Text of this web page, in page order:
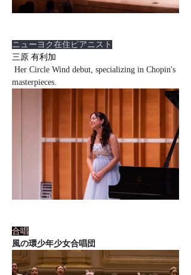
ニューヨク在住ピアニスト
三原 有利加
masterpieces.
合唱
風の環少年少女合唱団